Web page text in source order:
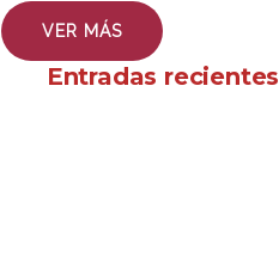
VER MÁS
Entradas recientes